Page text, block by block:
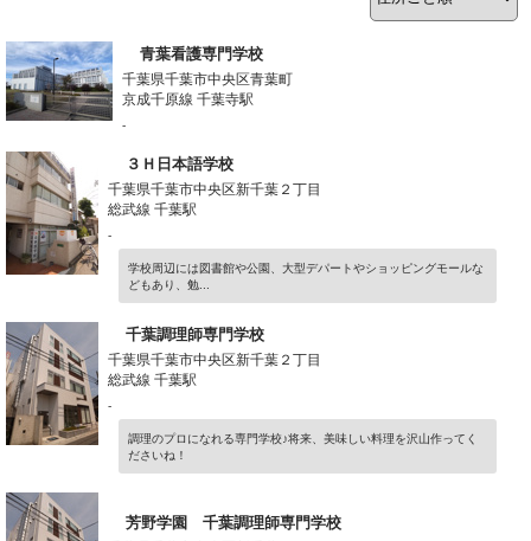
青葉看護専門学校
千葉県千葉市中央区青葉町
京成千原線 千葉寺駅
-
３Ｈ日本語学校
千葉県千葉市中央区新千葉２丁目
総武線 千葉駅
-
学校周辺には図書館や公園、大型デパートやショッピングモールな
どもあり、勉...
千葉調理師専門学校
千葉県千葉市中央区新千葉２丁目
総武線 千葉駅
-
調理のプロになれる専門学校♪将来、美味しい料理を沢山作ってく
ださいね！
芳野学園 千葉調理師専門学校